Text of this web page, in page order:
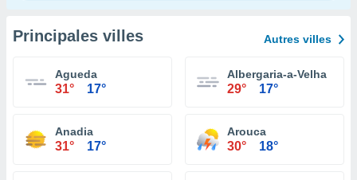
Principales villes Autres villes
Agueda
31° 17°
Albergaria-a-Velha
29° 17°
Anadia
31° 17°
Arouca
30° 18°